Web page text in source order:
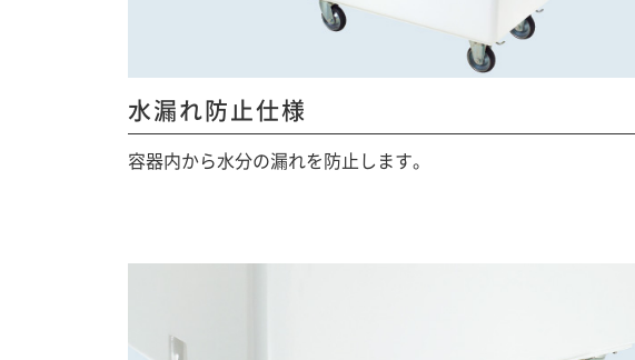
水漏れ防止仕様
容器内から水分の漏れを防止します。